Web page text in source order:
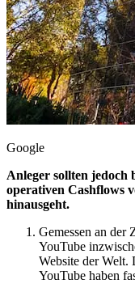
Google
Anleger sollten jedoch
operativen Cashflows
hinausgeht.
Gemessen an der
YouTube
Website der Welt.
YouTube haben